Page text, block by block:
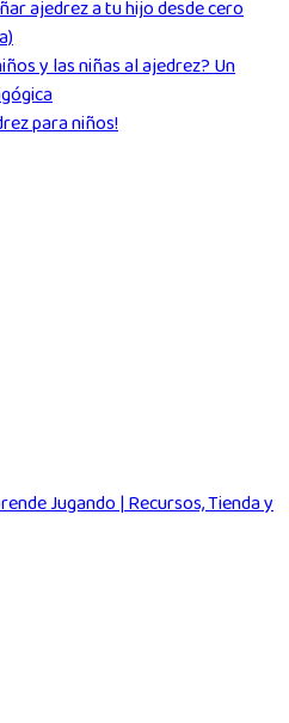
ajedrez a tu hijo desde cero
y las niñas al ajedrez? Un
para niños!
Jugando | Recursos, Tienda y